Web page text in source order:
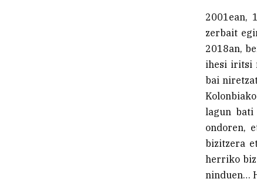
2001ean,
zerbait
2018an,
ihesi iritsi
bai
lagun bati
ondoren,
bizitzera
herriko
ninduen…